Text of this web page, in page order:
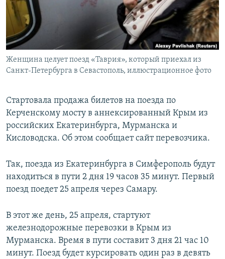
ПОБЕДИТЕЛЕЙ НЕ СУДЯТ?
КРЫМ.НЕПОКОРЕННЫЙ
ELIFBE
УКРАИНСКАЯ ПРОБЛЕМА КРЫМА
ПРИСОЕДИНЯЙТЕСЬ!
Все сайты RFE/RL
Женщина целует поезд «Таврия», который приехал из
Санкт-Петербурга в Севастополь, иллюстрационное фото
Стартовала продажа билетов на поезда по
Керченскому мосту в аннексированный Крым из
российских Екатеринбурга, Мурманска и
Кисловодска. Об этом сообщает сайт перевозчика.
Так, поезда из Екатеринбурга в Симферополь будут
находиться в пути 2 дня 19 часов 35 минут. Первый
поезд поедет 25 апреля через Самару.
В этот же день, 25 апреля, стартуют
железнодорожные перевозки в Крым из
Мурманска. Время в пути составит 3 дня 21 час 10
минут. Поезд будет курсировать один раз в девять